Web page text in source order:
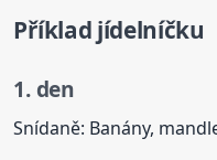
Příklad jídelníčku
1. den
Snídaně: Banány,